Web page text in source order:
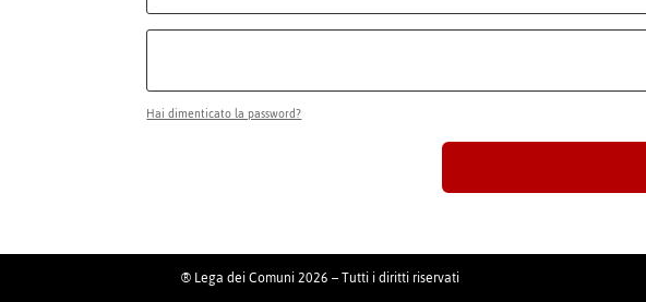
Hai dimenticato la password?
® Lega dei Comuni 2026 – Tutti i diritti riservati